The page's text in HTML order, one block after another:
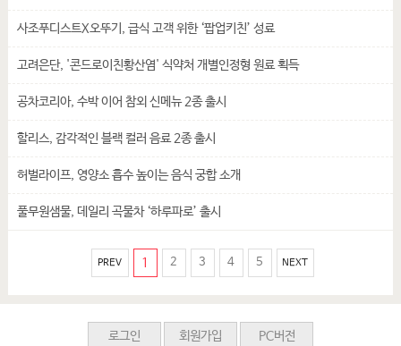
사조푸디스트X오뚜기, 급식 고객 위한 ‘팝업키친’ 성료
고려은단, '콘드로이친황산염' 식약처 개별인정형 원료 획득
공차코리아, 수박 이어 참외 신메뉴 2종 출시
할리스, 감각적인 블랙 컬러 음료 2종 출시
허벌라이프, 영양소 흡수 높이는 음식 궁합 소개
풀무원샘물, 데일리 곡물차 ‘하루파로’ 출시
PREV 1 2 3 4 5 NEXT
로그인 회원가입 PC버전